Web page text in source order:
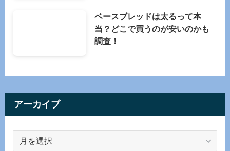
ベースブレッドは太るって本
当？どこで買うのが安いのかも
調査！
アーカイブ